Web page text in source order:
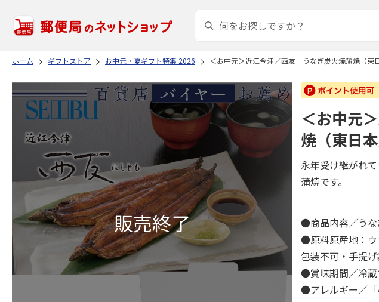
ホーム ギフトストア お中元・夏ギフト特集 2026 ＜お中元＞近江今津／西友 うなぎ炭火焼蒲焼（東日
＜お中元
焼（東日本
永年受け継がれ
蒲焼です。
●商品内容／う
●原料原産地：
包装不可・手提
●賞味期間／冷
●アレルギー／